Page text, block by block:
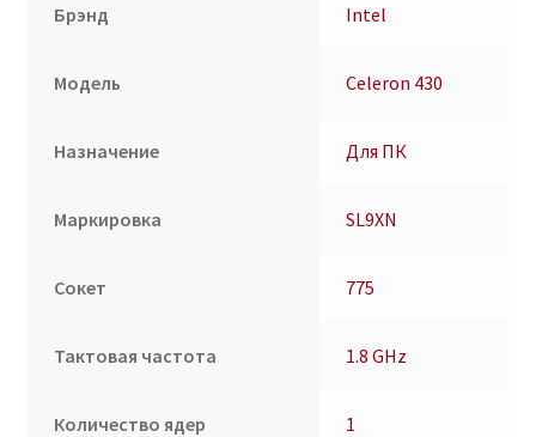
Брэнд Intel
Модель Celeron 430
Назначение Для ПК
Маркировка SL9XN
Сокет 775
Тактовая частота 1.8 GHz
Количество ядер 1